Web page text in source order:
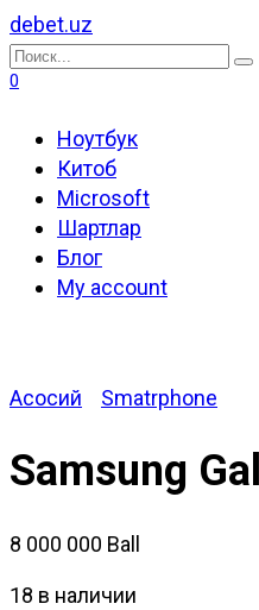
Перейти
к
содержанию
debet.uz
Search
for:
0
Ноутбук
Китоб
Microsoft
Шартлар
Блог
My account
Асосий Smatrphone
Samsung
8 000 000 Ball
18 в наличии